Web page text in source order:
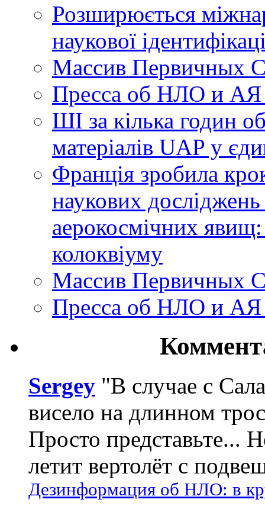
Розширюється
наукової
Массив Первичных
Пресса об НЛО и
ШІ за кілька годин
матеріалів UAP у
Франція зробила
наукових
аерокосмічних
колоквіуму
Массив Первичных
Пресса об НЛО и
Sergey "В случае с
висело на длинном
Просто представьте...
летит вертолёт с
Дезинформация об НЛО: в